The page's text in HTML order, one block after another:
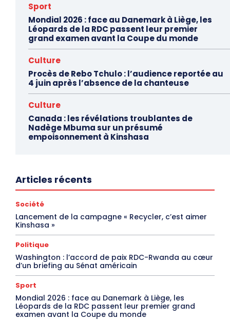
Sport
Mondial 2026 : face au Danemark à Liège, les
Léopards de la RDC passent leur premier
grand examen avant la Coupe du monde
Culture
Procès de Rebo Tchulo : l’audience reportée au
4 juin après l’absence de la chanteuse
Culture
Canada : les révélations troublantes de
Nadège Mbuma sur un présumé
empoisonnement à Kinshasa
Articles récents
Société
Lancement de la campagne « Recycler, c’est aimer
Kinshasa »
Politique
Washington : l’accord de paix RDC-Rwanda au cœur
d’un briefing au Sénat américain
Sport
Mondial 2026 : face au Danemark à Liège, les
Léopards de la RDC passent leur premier grand
examen avant la Coupe du monde